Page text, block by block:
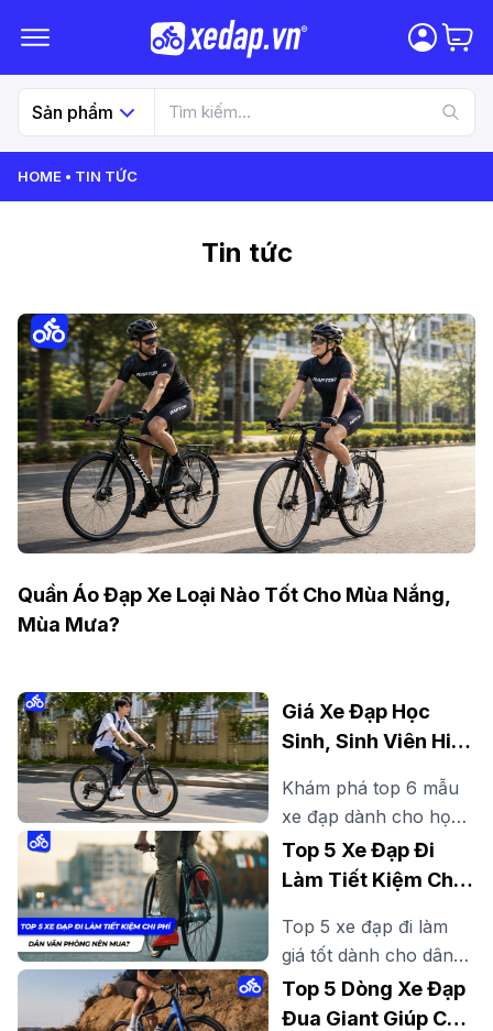
Sản phẩm
HOME TIN TỨC
Tin tức
Quần Áo Đạp Xe Loại Nào Tốt Cho Mùa Nắng,
Mùa Mưa?
Giá Xe Đạp Học
Sinh, Sinh Viên Hiện
Ý Mẫu Đáng Mua
Khám phá top 6 mẫu
xe đạp dành cho học
sinh, sinh viên đẹp,
bền, dễ đi, phù hợp đi
rèn luyện sức khỏe
mỗi ngày.
Top 5 Xe Đạp Đi
Làm Tiết Kiệm Chi
Nên Mua?
Top 5 xe đạp đi làm
giá tốt dành cho dân
văn phòng. Tìm hiểu
ngay các mẫu xe đạp
Top 5 Dòng Xe Đạp
Đua Giant Giúp Các